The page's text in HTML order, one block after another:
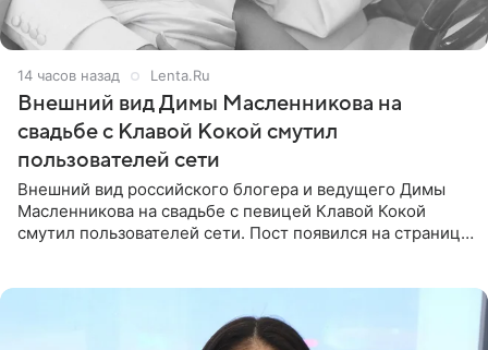
14 часов назад Lenta.Ru
Внешний вид Димы Масленникова на
свадьбе с Клавой Кокой смутил
пользователей сети
Внешний вид российского блогера и ведущего Димы
Масленникова на свадьбе с певицей Клавой Кокой
смутил пользователей сети. Пост появился на странице